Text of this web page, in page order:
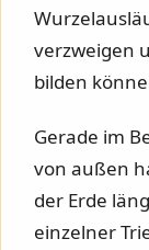
verzweigen
bilden
Gerade im
von außen
der Erde
einzelner